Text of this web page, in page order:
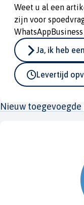
Weet u al een
zijn voor
Ja, ik heb
Levertijd
Nieuw